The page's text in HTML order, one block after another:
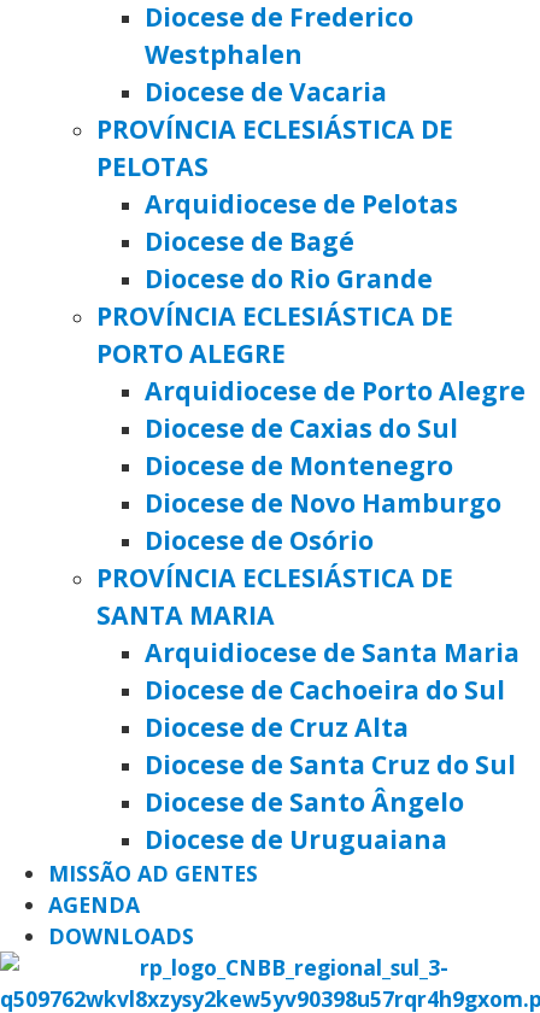
Diocese de Frederico
Westphalen
Diocese de Vacaria
PROVÍNCIA ECLESIÁSTICA DE
PELOTAS
Arquidiocese de Pelotas
Diocese de Bagé
Diocese do Rio Grande
PROVÍNCIA ECLESIÁSTICA DE
PORTO ALEGRE
Arquidiocese de Porto Alegre
Diocese de Caxias do Sul
Diocese de Montenegro
Diocese de Novo Hamburgo
Diocese de Osório
PROVÍNCIA ECLESIÁSTICA DE
SANTA MARIA
Arquidiocese de Santa Maria
Diocese de Cachoeira do Sul
Diocese de Cruz Alta
Diocese de Santa Cruz do Sul
Diocese de Santo Ângelo
Diocese de Uruguaiana
MISSÃO AD GENTES
AGENDA
DOWNLOADS